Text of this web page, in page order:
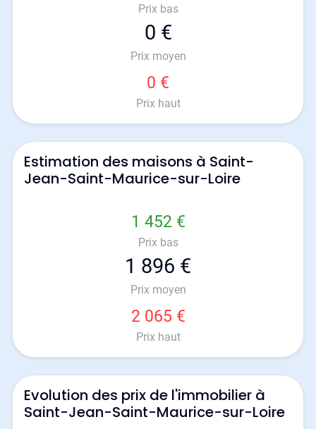
Prix bas
0 €
Prix moyen
0 €
Prix haut
Estimation des maisons à Saint-
Jean-Saint-Maurice-sur-Loire
1 452 €
Prix bas
1 896 €
Prix moyen
2 065 €
Prix haut
Evolution des prix de l'immobilier à
Saint-Jean-Saint-Maurice-sur-Loire